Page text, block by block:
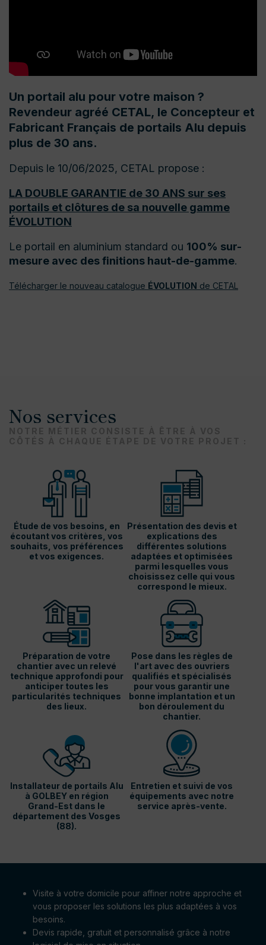
Un portail alu pour votre maison ?
Revendeur agréé CETAL, le Concepteur et
Fabricant Français de portails Alu depuis
plus de 30 ans.
Depuis le 10/06/2025, CETAL propose :
LA DOUBLE GARANTIE de 30 ANS sur ses
portails et clôtures de sa nouvelle gamme
ÉVOLUTION
Le portail en aluminium standard ou 100% sur-
mesure avec des finitions haut-de-gamme.
Télécharger le nouveau catalogue ÉVOLUTION de CETAL
Nos services
Étude de vos besoins, en
écoutant vos critères, vos
souhaits, vos préférences
et vos exigences.
Présentation des devis et
explications des
différentes solutions
adaptées et optimisées
parmi lesquelles vous
choisissez celle qui vous
correspond le mieux.
Préparation de votre
chantier avec un relevé
technique approfondi pour
anticiper toutes les
particularités techniques
des lieux.
Pose dans les règles de
l'art avec des ouvriers
qualifiés et spécialisés
pour vous garantir une
bonne implantation et un
bon déroulement du
chantier.
Installateur de portails Alu
à GOLBEY en région
Grand-Est dans le
département des Vosges
(88).
Entretien et suivi de vos
équipements avec notre
service après-vente.
Visite à votre domicile pour affiner notre approche et
vous proposer les solutions les plus adaptées à vos
besoins.
Devis rapide, gratuit et personnalisé grâce à notre